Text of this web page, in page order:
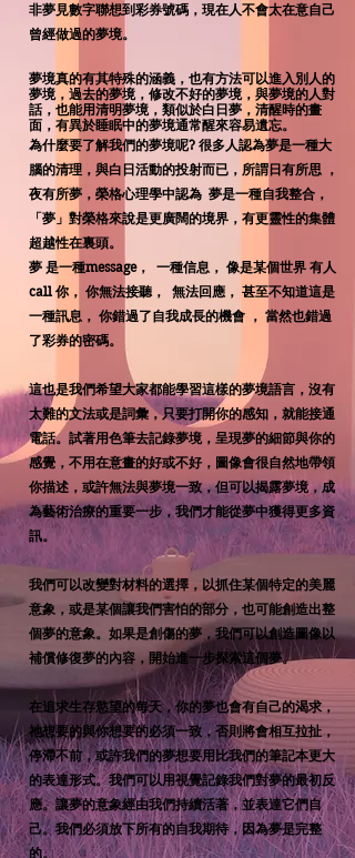
非夢見數字聯想到彩券號碼，現在人不會太在意自己
曾經做過的夢境。
夢境真的有其特殊的涵義，也有方法可以進入別人的
夢境，過去的夢境，修改不好的夢境，與夢境的人對
話，也能用清明夢境，類似於白日夢，清醒時的畫
面，有異於睡眠中的夢境通常醒來容易遺忘。
為什麼要了解我們的夢境呢? 很多人認為夢是一種大
腦的清理，與白日活動的投射而已，所謂日有所思 ，
夜有所夢，榮格心理學中認為 夢是一種自我整合，
「夢」對榮格來說是更廣闊的境界，有更靈性的集體
超越性在裏頭。
夢 是一種message， 一種信息， 像是某個世界 有人
call 你， 你無法接聽， 無法回應， 甚至不知道這是
一種訊息， 你錯過了自我成長的機會 ， 當然也錯過
了彩券的密碼。
這也是我們希望大家都能學習這樣的夢境語言，沒有
太難的文法或是詞彙，只要打開你的感知，就能接通
電話。試著用色筆去記錄夢境，呈現夢的細節與你的
感覺，不用在意畫的好或不好，圖像會很自然地帶領
你描述，或許無法與夢境一致，但可以揭露夢境，成
為藝術治療的重要一步，我們才能從夢中獲得更多資
訊。
我們可以改變對材料的選擇，以抓住某個特定的美麗
意象，或是某個讓我們害怕的部分，也可能創造出整
個夢的意象。如果是創傷的夢，我們可以創造圖像以
補償修復夢的內容，開始進一步探索這個夢。
在追求生存慾望的每天，你的夢也會有自己的渴求，
祂想要的與你想要的必須一致，否則將會相互拉扯，
停滯不前，或許我們的夢想要用比我們的筆記本更大
的表達形式。我們可以用視覺記錄我們對夢的最初反
應。讓夢的意象經由我們持續活著，並表達它們自
己。我們必須放下所有的自我期待，因為夢是完整
的。